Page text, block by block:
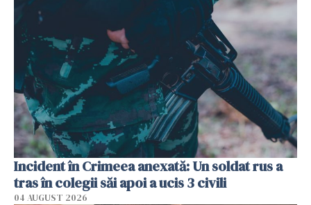
Incident în Crimeea anexată: Un soldat rus a
tras în colegii săi apoi a ucis 3 civili
04 AUGUST 2026